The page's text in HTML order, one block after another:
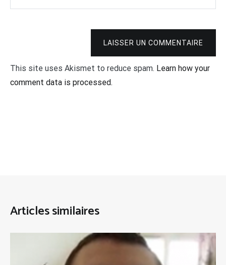
LAISSER UN COMMENTAIRE
This site uses Akismet to reduce spam. Learn how your
comment data is processed.
Articles similaires